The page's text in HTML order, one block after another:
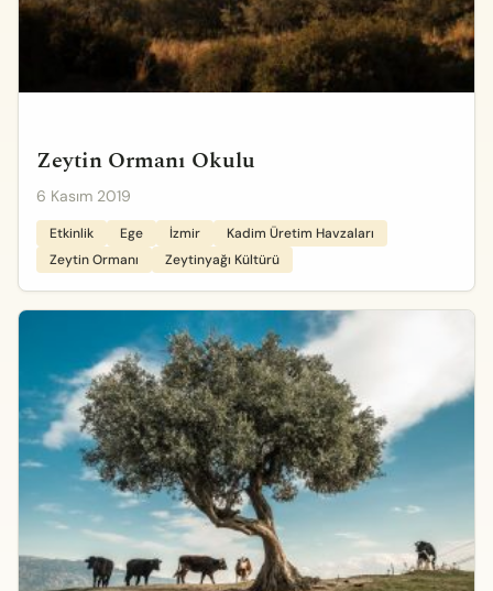
Zeytin Ormanı Okulu
6 Kasım 2019
Etkinlik Ege İzmir
Kadim Üretim Havzaları
Zeytin Ormanı
Zeytinyağı Kültürü